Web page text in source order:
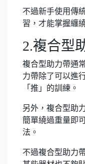
不過新手使用傳
習，才能掌握纏
2.複合型
複合型助力帶通
力帶除了可以進
「推」的訓練。
另外，複合型助
簡單繞過重量即
法。
不過複合型助力